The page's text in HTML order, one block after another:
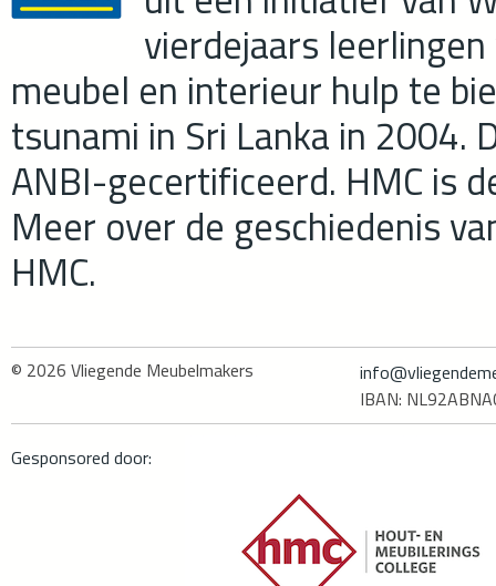
vierdejaars
meubel en interieur hulp te
tsunami in Sri Lanka in 2004.
ANBI-gecertificeerd. HMC is
Meer over de geschiedenis
HMC.
© 2026 Vliegende Meubelmakers
IBAN:
Gesponsored door: